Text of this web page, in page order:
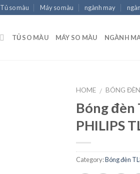
Tủ so màu Máy so màu ngành may
TỦ SO MÀU MÁY SO MÀU NGÀNH
HOME / BÓNG
Bóng đèn
PHILIPS
Category:Bóng đèn